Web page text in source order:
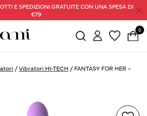
E SPEDIZIONI GRATUITE CON UNA SPESA DI
€79
0
/Vibratori HI-TECH / FANTASY FOR HER –